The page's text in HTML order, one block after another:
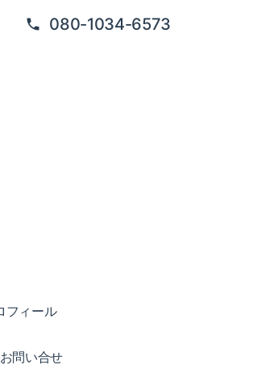
080-1034-6573
フィール
お問い合せ